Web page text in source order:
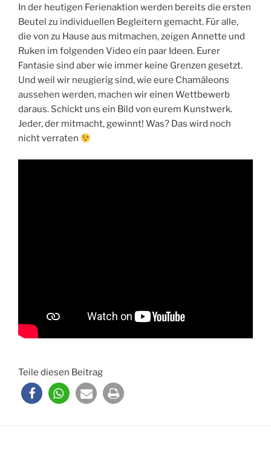
In der heutigen Ferienaktion werden bereits die ersten
Beutel zu individuellen Begleitern gemacht. Für alle,
die von zu Hause aus mitmachen, zeigen Annette und
Ruken im folgenden Video ein paar Ideen. Eurer
Fantasie sind aber wie immer keine Grenzen gesetzt.
Und weil wir neugierig sind, wie eure Chamäleons
aussehen werden, machen wir einen Wettbewerb
daraus. Schickt uns ein Bild von eurem Kunstwerk.
Jeder, der mitmacht, gewinnt! Was? Das wird noch
nicht verraten
Teile diesen Beitrag